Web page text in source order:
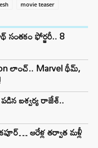
movie teaser
సంతకం ఫోర్జరీ.. 8
లాంచ్.. Marvel థీమ్,
ఐశ్వర్య రాజేశ్..
ఆరేళ్ల తర్వాత మళ్లీ